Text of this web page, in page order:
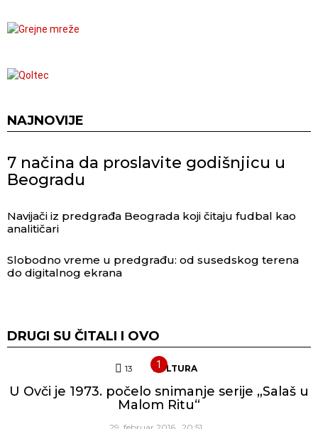
NAJNOVIJE
7 načina da proslavite godišnjicu u
Beogradu
Navijači iz predgrađa Beograda koji čitaju fudbal kao
analitičari
Slobodno vreme u predgrađu: od susedskog terena
do digitalnog ekrana
DRUGI SU ČITALI I OVO
13 Komentara
KULTURA
U Ovči je 1973. počelo snimanje serije „Salaš u
Malom Ritu“
29. februar 2016., 20:51